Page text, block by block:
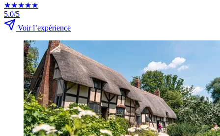
★★★★★
5.0/5
Voir l’expérience